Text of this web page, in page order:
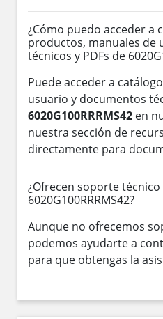
¿Cómo puedo acceder a
productos, manuales de
técnicos y PDFs de
Puede acceder a
usuario y documentos
6020G100RRRMS42 en
nuestra sección de
directamente para
¿Ofrecen soporte técnico
6020G100RRRMS42?
Aunque no ofrecemos
podemos ayudarte a
para que obtengas la